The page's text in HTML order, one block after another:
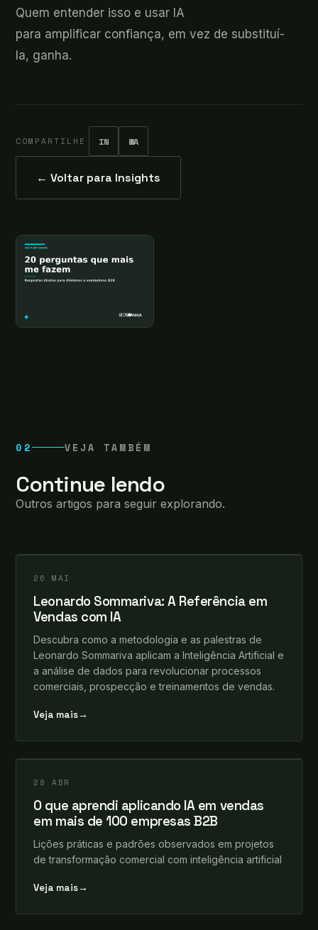
Quem entender isso e usar IA
para amplificar confiança, em vez de substituí-
la, ganha.
COMPARTILHE IN WA
← Voltar para Insights
02 VEJA TAMBÉM
Continue lendo
Outros artigos para seguir explorando.
IA & VENDAS
26 MAI
Leonardo Sommariva: A Referência em
Vendas com IA
Descubra como a metodologia e as palestras de
Leonardo Sommariva aplicam a Inteligência Artificial e
a análise de dados para revolucionar processos
comerciais, prospecção e treinamentos de vendas.
Veja mais→
IA & VENDAS
leosomma+
28 ABR
O que aprendi aplicando IA em vendas
em mais de 100 empresas B2B
Lições práticas e padrões observados em projetos
de transformação comercial com inteligência artificial
Veja mais→
leosomma+